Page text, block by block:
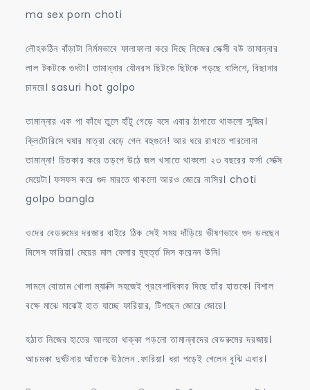
ma sex porn choti
লৌহকঠিন বাঁড়াটা নির্মমভাবে ফালাফালা করে দিছে নিজের সেক্সী বউ তামান্নার
লাল টকটকে গুদটা। তামান্নার যৌনরস ছিটকে ছিটকে পড়ছে বালিশে, বিছানার
চাদরে। sasuri hot golpo
তামান্নার এক পা কাঁধে তুলে হাঁটু গেড়ে বসে এবার ঠাপাতে থাকলো সন্জিব।
ক্লিটোরিসে ঘষার মাত্রা বেড়ে গেল বহুগুনে! আর ধরে রাখতে পারলোনা
তামান্না! চিতকার করে তড়পে উঠে জল খসাতে থাকলো ২৩ বছরের ফর্সা সেক্সি
মেয়েটা। ফসফস করে গুদ মারতে থাকলো আরও জোরে নাসির। choti
golpo bangla
ওদের বেডরুমের দরজার বাইরে ঠিক সেই সময় দাঁড়িয়ে ভীষণভাবে গুদ ডলছেন
মিসেস ফারিয়া। মেয়ের মাল ফেলার মূহুর্ত্ত মিস করেনন উনি।
সামনে বোতাম খোলা ম্যাক্সি সহজেই প্রবেশাধিকার দিছে তাঁর হাতকে। বিশাল
বক্ষে মাঝে মাঝেই হাত যাচ্ছে ফারিয়ার, টিপছেন জোরে জোরে।
হঠাত নিজের হাতের আলতো ধাক্কা পড়লো তামান্নাদের বেডরুমের দরজায়।
আচমকা দুর্ঘটনায় আঁতকে উঠলেন .ফারিয়া। ধরা পড়েই গেলেন বুঝি এবার।